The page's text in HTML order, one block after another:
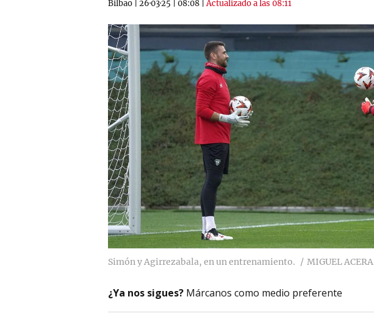
Bilbao 26·03·25 08:08 |Actualizado a las 08:11
Simón y Agirrezabala, en un entrenamiento. MIGUEL ACERA
¿Ya nos sigues? Márcanos como medio preferente